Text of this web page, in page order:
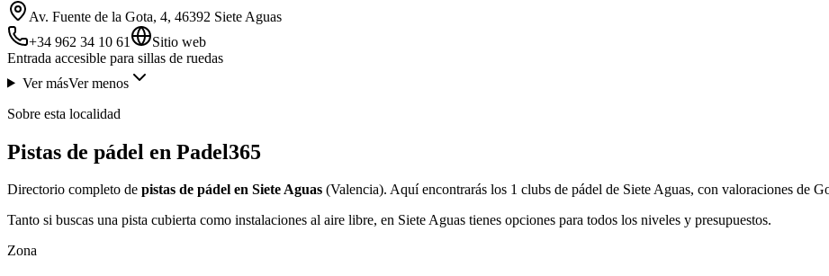
Av. Fuente de la Gota, 4, 46392 Siete Aguas
+34 962 34 10 61
Sitio web
Entrada accesible para sillas de ruedas
Ver másVer menos
Sobre esta localidad
Pistas de pádel en Padel365
Directorio completo de pistas de pádel en Siete Aguas (Valencia). Aquí encontrarás los 1 clubs de pádel de Siete Aguas, con valoraciones de
Tanto si buscas una pista cubierta como instalaciones al aire libre, en Siete Aguas tienes opciones para todos los niveles y presupuestos.
Zona